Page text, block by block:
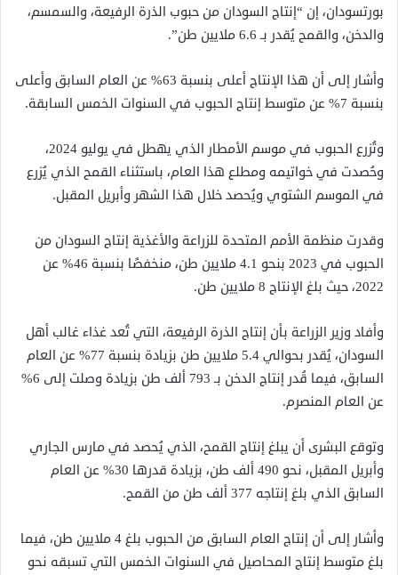
بورتسودان، إن “إنتاج السودان من حبوب الذرة الرفيعة، والسمسم،
والدخن، والقمح يُقدر بـ 6.6 ملايين طن”.
وأشار إلى أن هذا الإنتاج أعلى بنسبة 63% عن العام السابق وأعلى
بنسبة 7% عن متوسط إنتاج الحبوب في السنوات الخمس السابقة.
وتُزرع الحبوب في موسم الأمطار الذي يهطل في يوليو 2024،
وحُصدت في خواتيمه ومطلع هذا العام، باستثناء القمح الذي يُزرع
في الموسم الشتوي ويُحصد خلال هذا الشهر وأبريل المقبل.
وقدرت منظمة الأمم المتحدة للزراعة والأغذية إنتاج السودان من
الحبوب في 2023 بنحو 4.1 ملايين طن، منخفضًا بنسبة 46% عن
2022، حيث بلغ الإنتاج 8 ملايين طن.
وأفاد وزير الزراعة بأن إنتاج الذرة الرفيعة، التي تُعد غذاء غالب أهل
السودان، يُقدر بحوالي 5.4 ملايين طن بزيادة بنسبة 77% عن العام
السابق، فيما قُدر إنتاج الدخن بـ 793 ألف طن بزيادة وصلت إلى 6%
عن العام المنصرم.
وتوقع البشرى أن يبلغ إنتاج القمح، الذي يُحصد في مارس الجاري
وأبريل المقبل، نحو 490 ألف طن، بزيادة قدرها 30% عن العام
السابق الذي بلغ إنتاجه 377 ألف طن من القمح.
وأشار إلى أن إنتاج العام السابق من الحبوب بلغ 4 ملايين طن، فيما
بلغ متوسط إنتاج المحاصيل في السنوات الخمس التي تسبقه نحو